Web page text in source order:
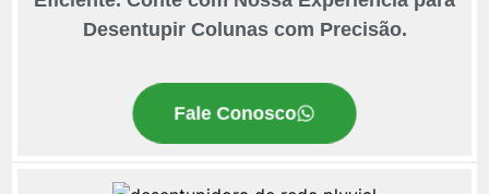
Desentupir Colunas com Precisão.
Fale Conosco